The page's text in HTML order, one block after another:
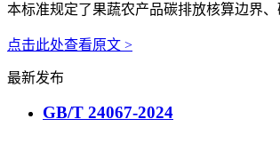
本标准规定了果蔬农产品碳排放核算边界
点击此处查看原文 >
最新发布
GB/T 24067-2024